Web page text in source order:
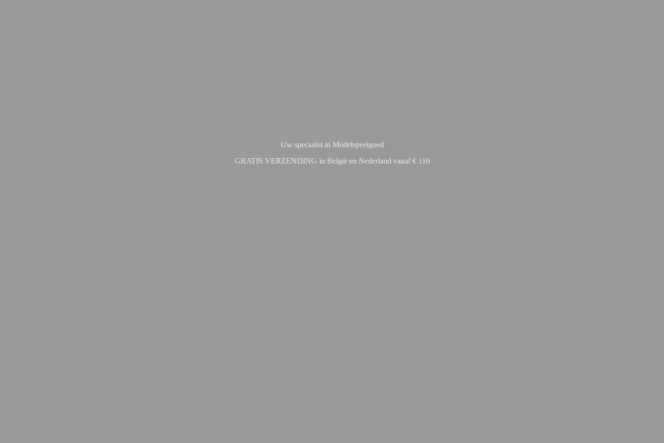
Uw specialist in Modelspeelgoed
GRATIS VERZENDING in België en Nederland vanaf € 110